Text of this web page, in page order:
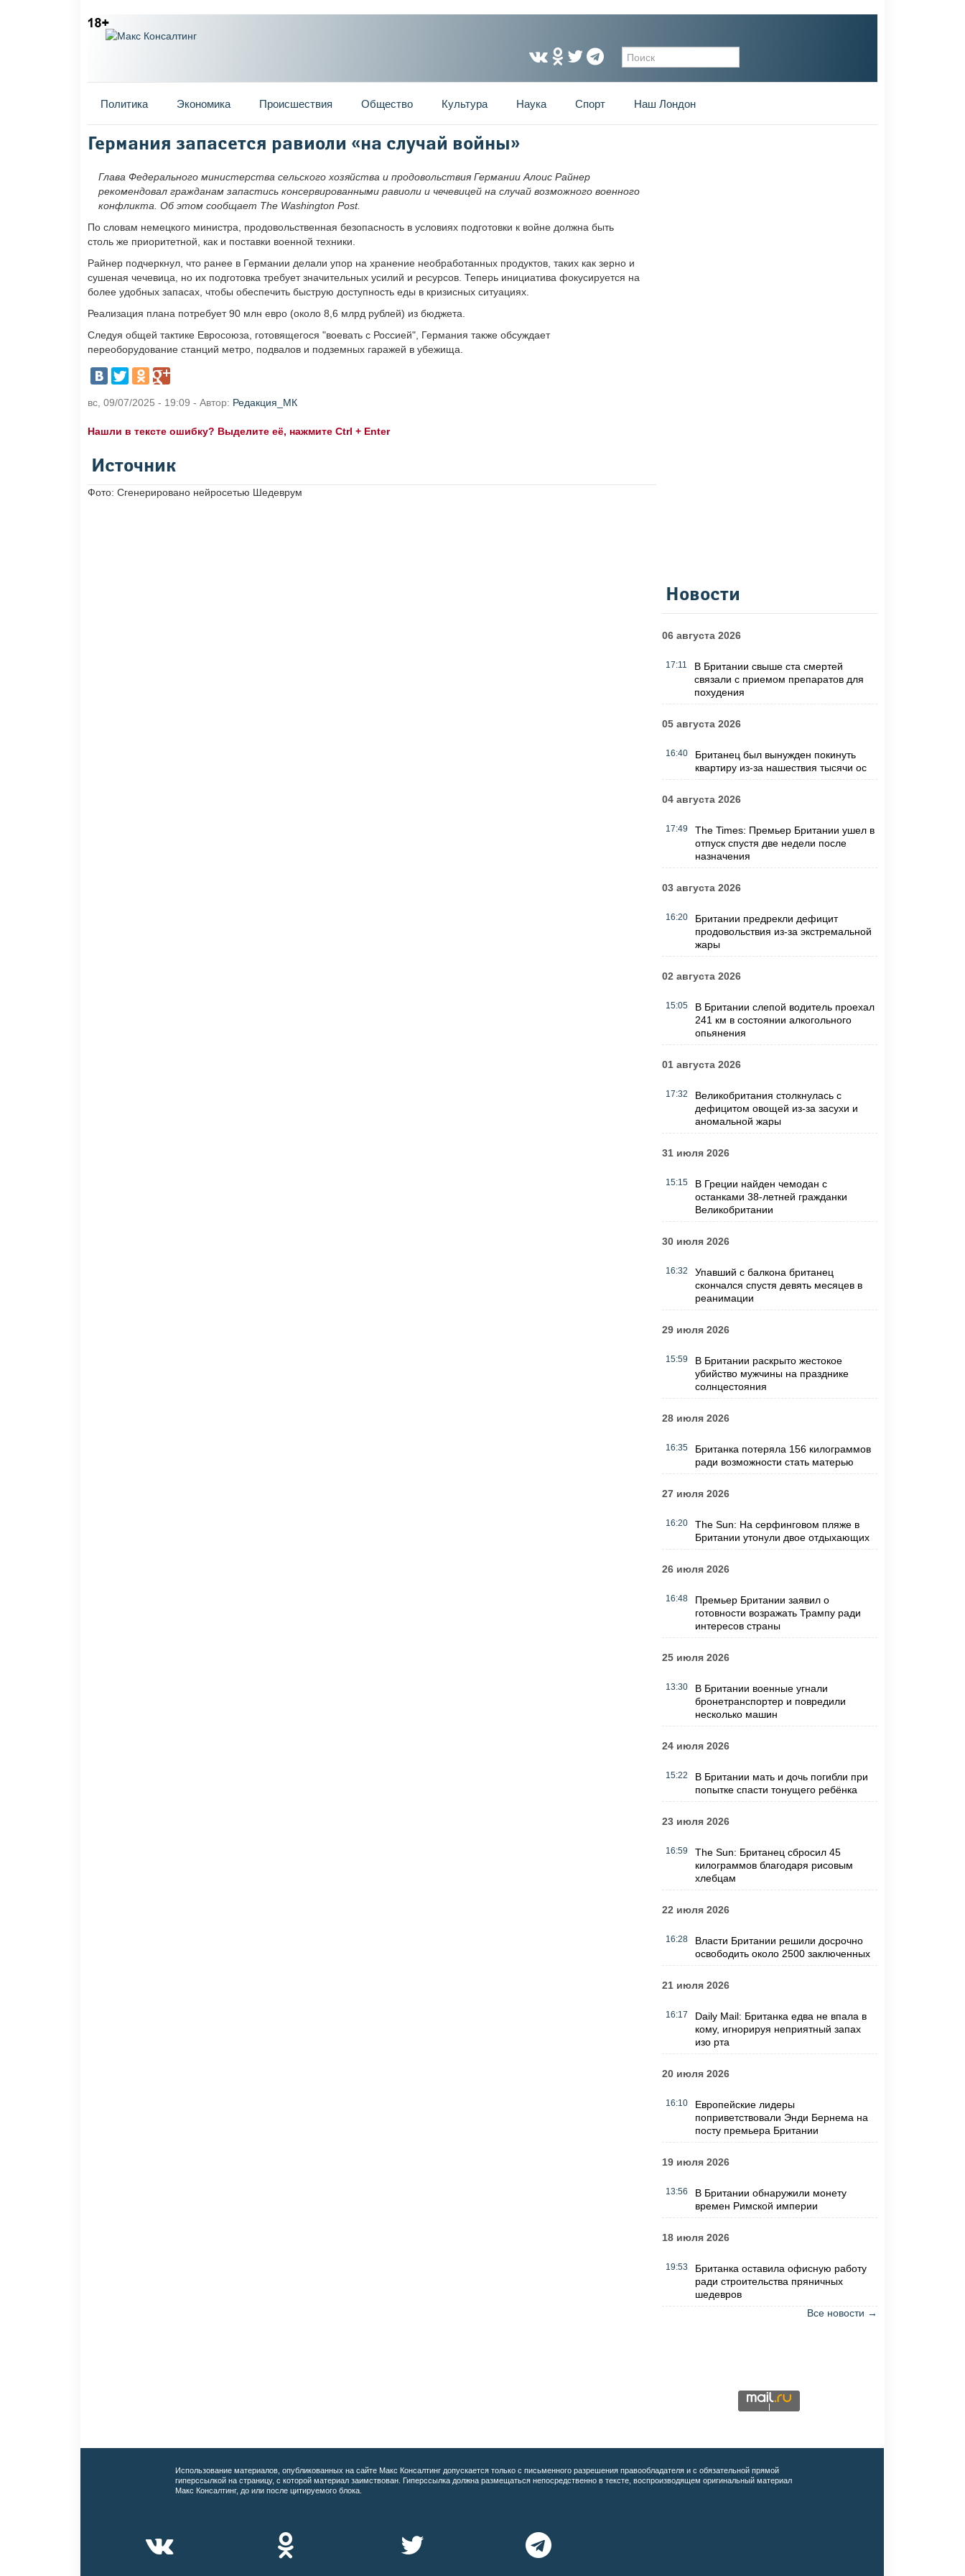
Форма поиска
Главное меню
Политика Экономика Происшествия Общество Культура Наука Спорт Наш Лондон
Вы здесь
Германия запасется равиоли «на случай войны»
Глава Федерального министерства сельского хозяйства и продовольствия Германии Алоис Райнер
рекомендовал гражданам запастись консервированными равиоли и чечевицей на случай возможного военного
конфликта. Об этом сообщает The Washington Post.
По словам немецкого министра, продовольственная безопасность в условиях подготовки к войне должна быть
столь же приоритетной, как и поставки военной техники.
Райнер подчеркнул, что ранее в Германии делали упор на хранение необработанных продуктов, таких как зерно и
сушеная чечевица, но их подготовка требует значительных усилий и ресурсов. Теперь инициатива фокусируется на
более удобных запасах, чтобы обеспечить быструю доступность еды в кризисных ситуациях.
Реализация плана потребует 90 млн евро (около 8,6 млрд рублей) из бюджета.
Следуя общей тактике Евросоюза, готовящегося "воевать с Россией", Германия также обсуждает
переоборудование станций метро, подвалов и подземных гаражей в убежища.
вс, 09/07/2025 - 19:09 - Автор: Редакция_МК
Нашли в тексте ошибку? Выделите её, нажмите Ctrl + Enter
Источник
Фото: Сгенерировано нейросетью Шедеврум
Новости
06 августа 2026
17:11
В Британии свыше ста смертей
связали с приемом препаратов для
похудения
05 августа 2026
16:40
Британец был вынужден покинуть
квартиру из-за нашествия тысячи ос
04 августа 2026
17:49
The Times: Премьер Британии ушел в
отпуск спустя две недели после
назначения
03 августа 2026
16:20
Британии предрекли дефицит
продовольствия из-за экстремальной
жары
02 августа 2026
15:05
В Британии слепой водитель проехал
241 км в состоянии алкогольного
опьянения
01 августа 2026
17:32
Великобритания столкнулась с
дефицитом овощей из-за засухи и
аномальной жары
31 июля 2026
15:15
В Греции найден чемодан с
останками 38-летней гражданки
Великобритании
30 июля 2026
16:32
Упавший с балкона британец
скончался спустя девять месяцев в
реанимации
29 июля 2026
15:59
В Британии раскрыто жестокое
убийство мужчины на празднике
солнцестояния
28 июля 2026
16:35
Британка потеряла 156 килограммов
ради возможности стать матерью
27 июля 2026
16:20
The Sun: На серфинговом пляже в
Британии утонули двое отдыхающих
26 июля 2026
16:48
Премьер Британии заявил о
готовности возражать Трампу ради
интересов страны
25 июля 2026
13:30
В Британии военные угнали
бронетранспортер и повредили
несколько машин
24 июля 2026
15:22
В Британии мать и дочь погибли при
попытке спасти тонущего ребёнка
23 июля 2026
16:59
The Sun: Британец сбросил 45
килограммов благодаря рисовым
хлебцам
22 июля 2026
16:28
Власти Британии решили досрочно
освободить около 2500 заключенных
21 июля 2026
16:17
Daily Mail: Британка едва не впала в
кому, игнорируя неприятный запах
изо рта
20 июля 2026
16:10
Европейские лидеры
поприветствовали Энди Бернема на
посту премьера Британии
19 июля 2026
13:56
В Британии обнаружили монету
времен Римской империи
18 июля 2026
19:53
Британка оставила офисную работу
ради строительства пряничных
шедевров
Все новости →
Использование материалов, опубликованных на сайте Макс Консалтинг допускается только с письменного разрешения правообладателя и с обязательной прямой
гиперссылкой на страницу, с которой материал заимствован. Гиперссылка должна размещаться непосредственно в тексте, воспроизводящем оригинальный материал
Макс Консалтинг, до или после цитируемого блока.